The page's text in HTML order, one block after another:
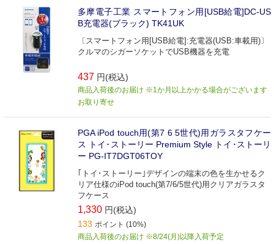
多摩電子工業 スマートフォン用[USB給電]DC-US
B充電器(ブラック) TK41UK
〔スマートフォン用[USB給電]:充電器(USB:車載用)〕
クルマのシガーソケットでUSB機器を充電
437 円(税込)
商品入荷後のお届け ※1か月以上かかる場合がございます
お取り寄せ
PGA iPod touch用(第7 6 5世代)用ガラスタフケー
ス トイ･ストーリー Premium Style トイ･ストーリ
ー PG-IT7DGT06TOY
｢トイ･ストーリー｣デザインの端末の色を生かせるク
リア仕様のiPod touch(第7/6/5世代)用クリアガラスタ
フケース
1,330 円(税込)
133 ポイント (10%)
商品入荷後のお届け ※8/24(月)以降入荷予定